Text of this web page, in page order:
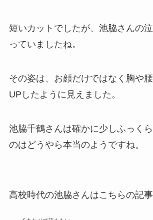
短いカットでしたが、池脇さんの
っていましたね。
その姿は、お顔だけではなく胸や
UPしたように見えました。
池脇千鶴さんは確かに少しふっく
のはどうやら本当のようですね。
高校時代の池脇さんはこちらの記